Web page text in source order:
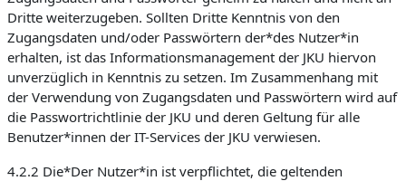
Dritte weiterzugeben. Sollten Dritte Kenntnis von den
Zugangsdaten und/oder Passwörtern der*des Nutzer*in
erhalten, ist das Informationsmanagement der JKU hiervon
unverzüglich in Kenntnis zu setzen. Im Zusammenhang mit
der Verwendung von Zugangsdaten und Passwörtern wird auf
die Passwortrichtlinie der JKU und deren Geltung für alle
Benutzer*innen der IT-Services der JKU verwiesen.
4.2.2 Die*Der Nutzer*in ist verpflichtet, die geltenden